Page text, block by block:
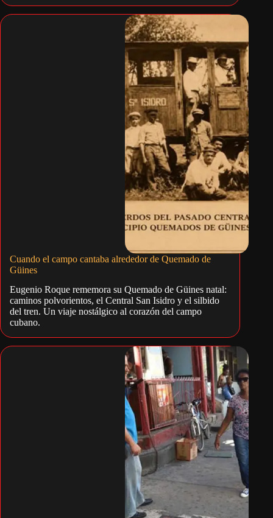
Cuando el campo cantaba alrededor de Quemado de
Güines
Eugenio Roque rememora su Quemado de Güines natal:
caminos polvorientos, el Central San Isidro y el silbido
del tren. Un viaje nostálgico al corazón del campo
cubano.